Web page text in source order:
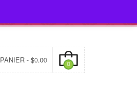
PANIER - $0.00 0